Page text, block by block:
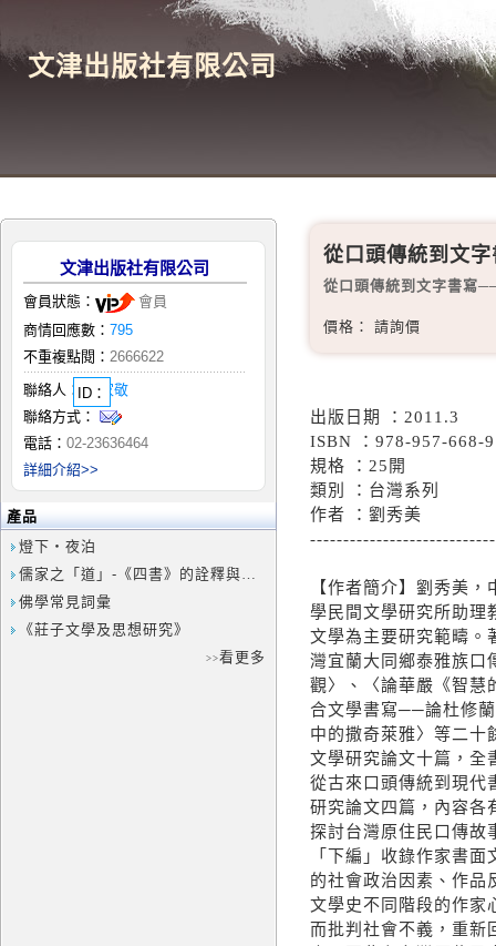
文津出版社有限公司
ID：
文津出版社有限公司
會員狀態：
會員
商情回應數： 795
不重複點閱： 2666622
聯絡人：邱家敬
聯絡方式：
電話： 02-23636464
詳細介紹>>
產品
燈下‧夜泊
儒家之「道」-《四書》的詮釋與思辨
佛學常見詞彙
《莊子文學及思想研究》
>>看更多
從口頭傳統到文
從口頭傳統到文字書寫
價格： 請詢價
出版日期 ：2011.3
ISBN ：978-957-668-
規格 ：25開
類別 ：台灣系列
作者 ：劉秀美
【作者簡介】劉秀美
學民間文學研究所助理
文學為主要研究範疇。
灣宜蘭大同鄉泰雅族口
觀〉、〈論華嚴《智慧
合文學書寫──論杜修
中的撒奇萊雅〉等二十
文學研究論文十篇，全
從古來口頭傳統到現代
研究論文四篇，內容各
探討台灣原住民口傳故
「下編」收錄作家書
的社會政治因素、作品
文學史不同階段的作家
而批判社會不義，重新